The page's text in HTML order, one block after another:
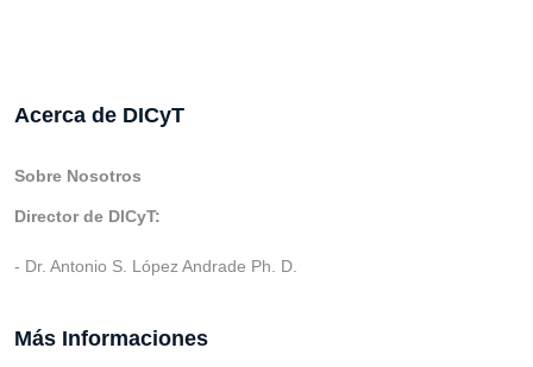
Acerca de DICyT
Sobre Nosotros
Director de DICyT:
- Dr. Antonio S. López Andrade Ph. D.
Más Informaciones